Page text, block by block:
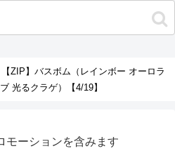
【ZIP】バスボム（レインボー オーロラ
光るクラゲ）【4/19】
モーションを含みます